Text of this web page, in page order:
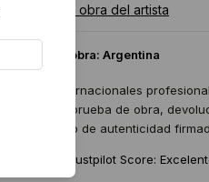
Ver toda la obra del artista
Origen de la obra: Argentina
Envíos internacionales
7 días de prueba de obra,
Certificado de autenticidad
Trustpilot Score: